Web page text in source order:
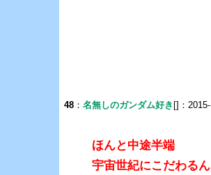
48 ： 名無しのガンダム好き []：
ほんと中途半端
宇宙世紀にこだわる